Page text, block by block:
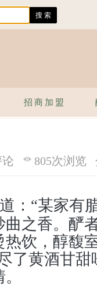
招商加盟
805次浏览
：“某家有
之香。酽
饮，醇馥
了黄酒甘